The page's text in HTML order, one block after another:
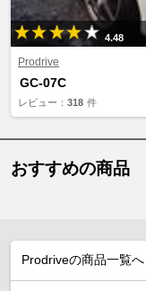
4.48
Prodrive
GC-07C
レビュー： 318 件
おすすめの商品
Prodriveの商品一覧へ